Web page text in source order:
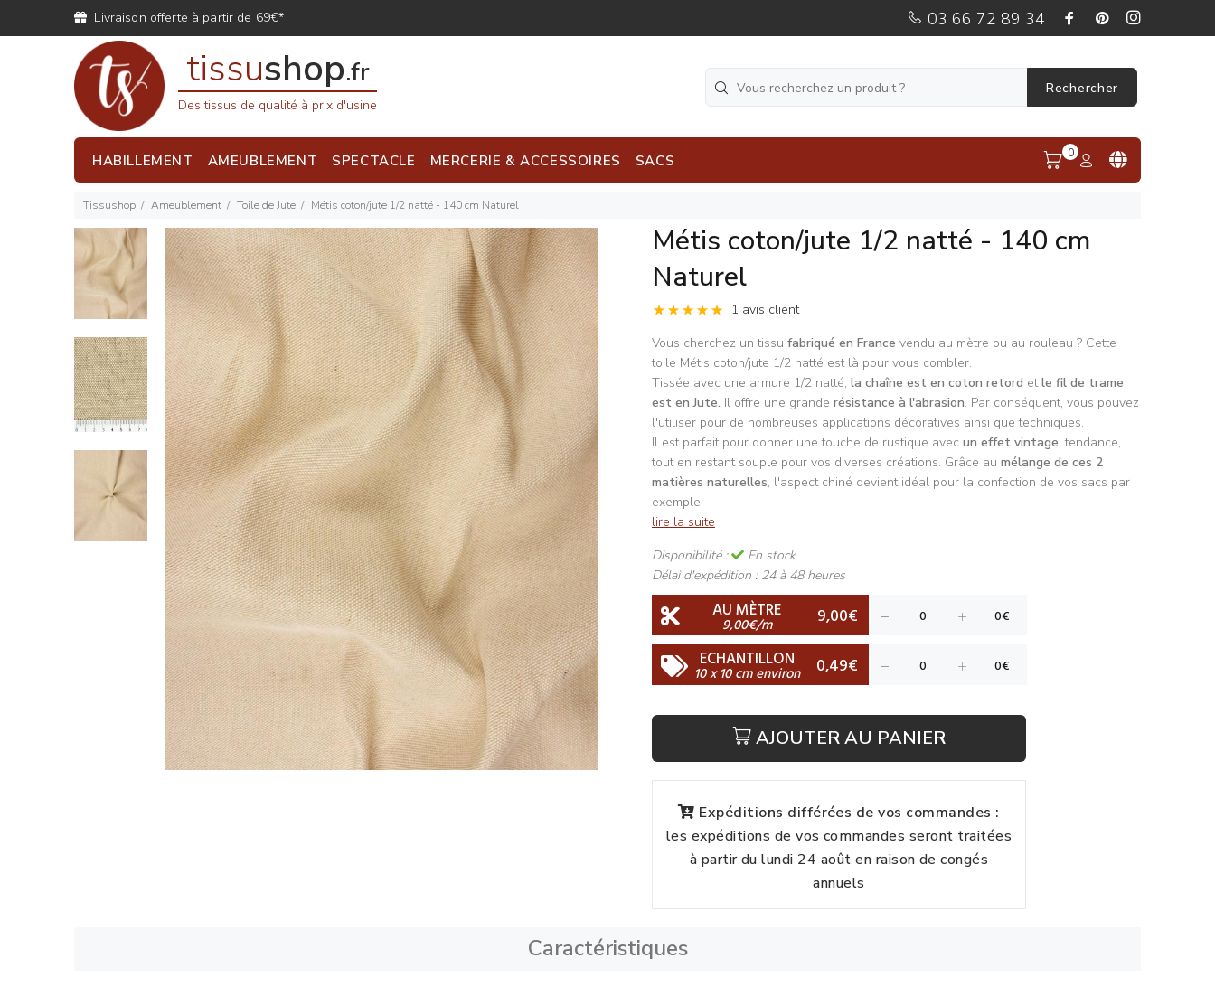
Livraison offerte à partir de 69€* 03 66 72 89 34
tissushop.fr
Des tissus de qualité à prix d'usine
Rechercher
HABILLEMENT AMEUBLEMENT SPECTACLE MERCERIE & ACCESSOIRES SACS 0
Tissushop Ameublement Toile de Jute Métis coton/jute 1/2 natté - 140 cm Naturel
Métis coton/jute 1/2 natté - 140 cm
Naturel
1 avis client
Vous cherchez un tissu fabriqué en France vendu au mètre ou au rouleau ? Cette
toile Métis coton/jute 1/2 natté est là pour vous combler.
Tissée avec une armure 1/2 natté, la chaîne est en coton retord etle fil de trame
est en Jute. Il offre une grande résistance à l'abrasion. Par conséquent, vous pouvez
l'utiliser pour de nombreuses applications décoratives ainsi que techniques.
Il est parfait pour donner une touche de rustique avec un effet vintage, tendance,
tout en restant souple pour vos diverses créations. Grâce au mélange de ces 2
matières naturelles, l'aspect chiné devient idéal pour la confection de vos sacs par
exemple.
lire la suite
Disponibilité :
En stock
Délai d'expédition : 24 à 48 heures
AU MÈTRE
9,00€/m 9,00€
ECHANTILLON
10 x 10 cm environ 0,49€
AJOUTER AU PANIER
Expéditions différées de vos commandes :
les expéditions de vos commandes seront traitées
à partir du lundi 24 août en raison de congés
annuels
Caractéristiques